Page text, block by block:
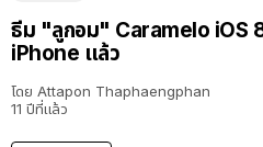
ธีม "ลูกอม" Caramelo iOS
iPhone แล้ว
โดย Attapon Thaphaengphan
11 ปีที่แล้ว